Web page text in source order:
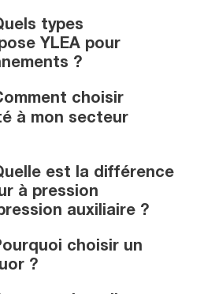
types
YLEA pour
?
choisir
à mon secteur
est la différence
à pression
auxiliaire ?
choisir un
?